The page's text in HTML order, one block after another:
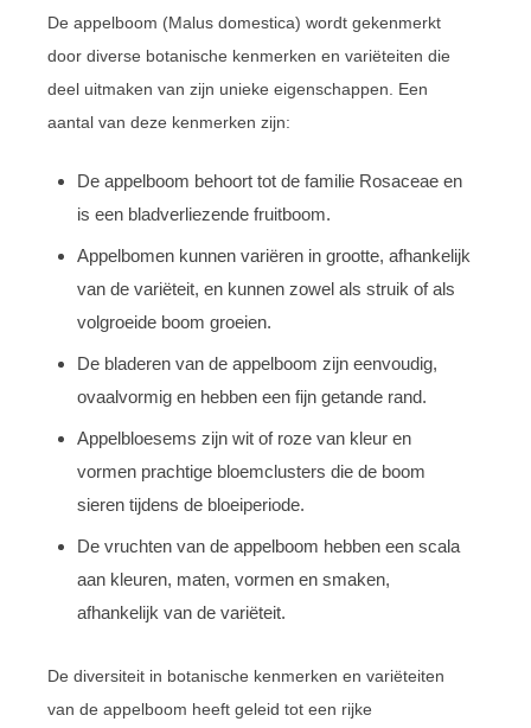
De appelboom (Malus domestica) wordt gekenmerkt
door diverse botanische kenmerken en variëteiten die
deel uitmaken van zijn unieke eigenschappen. Een
aantal van deze kenmerken zijn:
De appelboom behoort tot de familie Rosaceae en
is een bladverliezende fruitboom.
Appelbomen kunnen variëren in grootte, afhankelijk
van de variëteit, en kunnen zowel als struik of als
volgroeide boom groeien.
De bladeren van de appelboom zijn eenvoudig,
ovaalvormig en hebben een fijn getande rand.
Appelbloesems zijn wit of roze van kleur en
vormen prachtige bloemclusters die de boom
sieren tijdens de bloeiperiode.
De vruchten van de appelboom hebben een scala
aan kleuren, maten, vormen en smaken,
afhankelijk van de variëteit.
De diversiteit in botanische kenmerken en variëteiten
van de appelboom heeft geleid tot een rijke